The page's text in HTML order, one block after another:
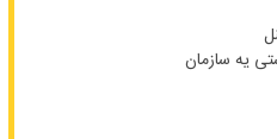
یه سازمان